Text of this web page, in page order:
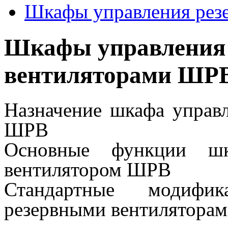
Шкафы управления
Шкафы управления
вентиляторами
Назначение шкафа
ШРВ
Основные функции
вентилятором ШРВ
Стандартные
резервными